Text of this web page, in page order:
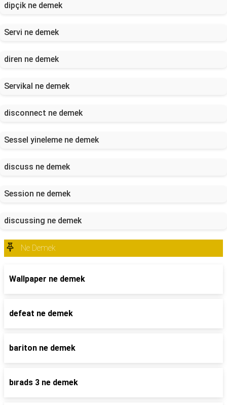
dipçik ne demek
Servi ne demek
diren ne demek
Servikal ne demek
disconnect ne demek
Sessel yineleme ne demek
discuss ne demek
Session ne demek
discussing ne demek
Ne Demek
Wallpaper ne demek
defeat ne demek
bariton ne demek
bırads 3 ne demek